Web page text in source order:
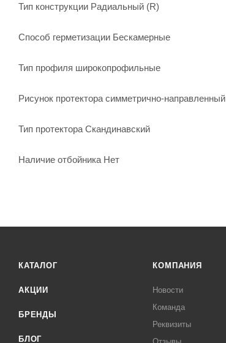
Тип конструкции Радиальный (R)
Способ герметизации Бескамерные
Тип профиля широкопрофильные
Рисунок протектора симметрично-направленный
Тип протектора Скандинавский
Наличие отбойника Нет
КАТАЛОГ
АКЦИИ
БРЕНДЫ
БЛОГ
КОМПАНИЯ
Новости
Команда
Реквизиты